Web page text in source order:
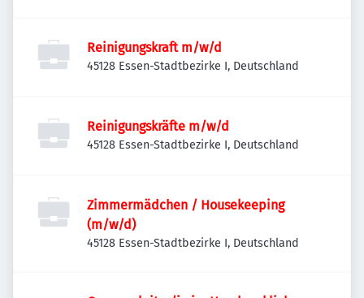
Reinigungskraft m/w/d
45128 Essen-Stadtbezirke I, Deutschland
Reinigungskräfte m/w/d
45128 Essen-Stadtbezirke I, Deutschland
Zimmermädchen / Housekeeping
(m/w/d)
45128 Essen-Stadtbezirke I, Deutschland